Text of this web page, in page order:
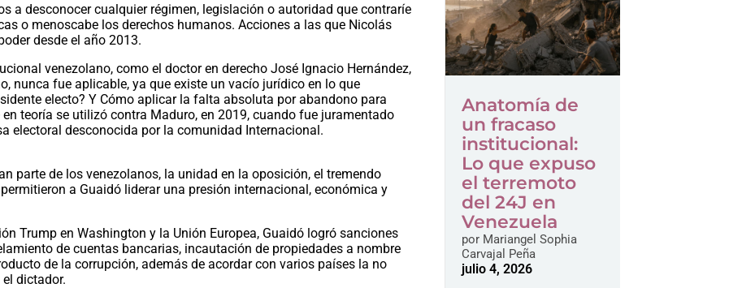
a desconocer cualquier régimen, legislación o autoridad que contraríe
o menoscabe los derechos humanos. Acciones a las que Nicolás
desde el año 2013.
venezolano, como el doctor en derecho José Ignacio Hernández,
nunca fue aplicable, ya que existe un vacío jurídico en lo que
electo? Y Cómo aplicar la falta absoluta por abandono para
teoría se utilizó contra Maduro, en 2019, cuando fue juramentado
electoral desconocida por la comunidad Internacional.
parte de los venezolanos, la unidad en la oposición, el tremendo
a Guaidó liderar una presión internacional, económica y
Trump en Washington y la Unión Europea, Guaidó logró sanciones
de cuentas bancarias, incautación de propiedades a nombre
de la corrupción, además de acordar con varios países la no
dictador.
Anatomía de
un fracaso
institucional:
Lo que expuso
el terremoto
del 24J en
Venezuela
porMariangel Sophia
Carvajal Peña
julio 4, 2026